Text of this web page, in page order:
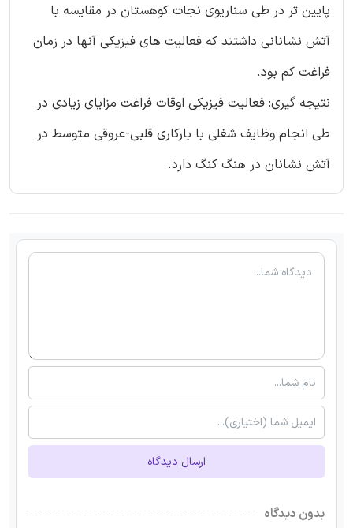
پایین تر در طی سناریوی نجات کوهستان در مقایسه با
آتش نشانانی داشتند که فعالیت های فیزیکی آنها در زمان
فراغت کم بود.
نتیجه گیری: فعالیت فیزیکی اوقات فراغت مزایای زیادی در
طی انجام وظایف شغلی با بارکاری قلبی-عروقی متوسط در
آتش نشانان در هنگ کنگ دارد.
ارسال دیدگاه
بدون دیدگاه